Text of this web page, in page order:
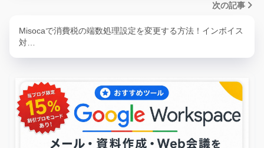
次の記事
Misocaで消費税の端数処理設定を変更する方法！インボイス
対…